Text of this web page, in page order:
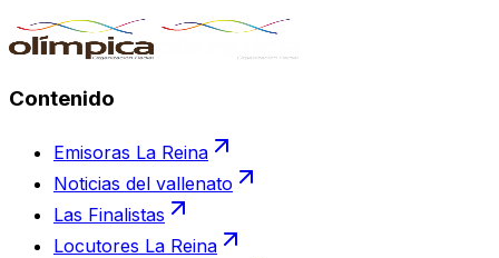
Contenido
Emisoras La Reina
Noticias del vallenato
Las Finalistas
Locutores La Reina